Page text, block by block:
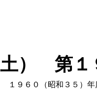
土） 第１
１９６０（昭和３５）